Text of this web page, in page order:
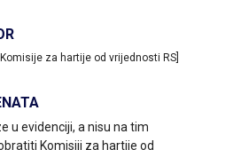
za hartije od vrijednosti RS]
u evidenciji, a nisu na tim
Komisiji za hartije od